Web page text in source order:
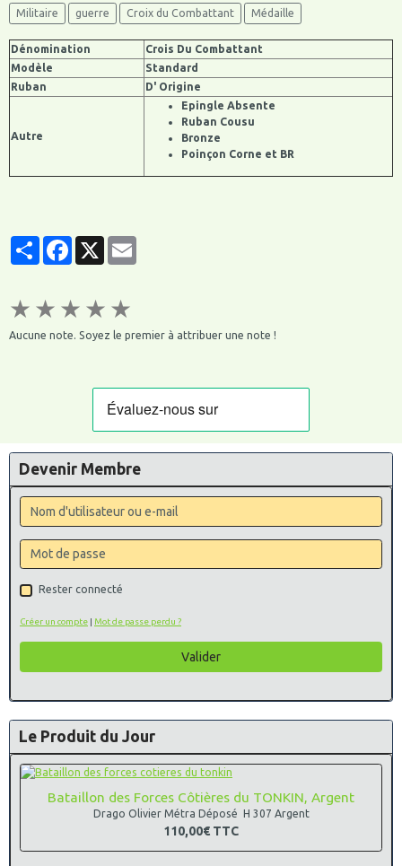
Militaire guerre Croix du Combattant Médaille
Dénomination
Crois Du Combattant
Modèle
Standard
Ruban
D' Origine
Autre
Epingle Absente
Ruban Cousu
Bronze
Poinçon Corne et BR
PartagerFacebook
★ ★ ★ ★ ★
Aucune note. Soyez le premier à attribuer une note !
Devenir Membre
Rester connecté
Créer un compte | Mot de passe perdu ?
Valider
Le Produit du Jour
Bataillon des Forces Côtières du TONKIN, Argent
Drago Olivier Métra Déposé H 307 Argent
110,00€ TTC